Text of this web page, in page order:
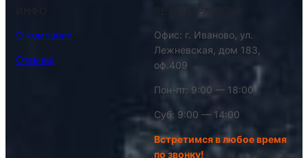
О компании
Отзывы
РЕЖИМ РАБОТЫ
Офис: г. Иваново, ул.
Лежневская, дом 183,
оф.409
Пон-пт: 9:00 — 18:00
Суб: 9:00 — 14:00
Встретимся в любое время
по звонку!